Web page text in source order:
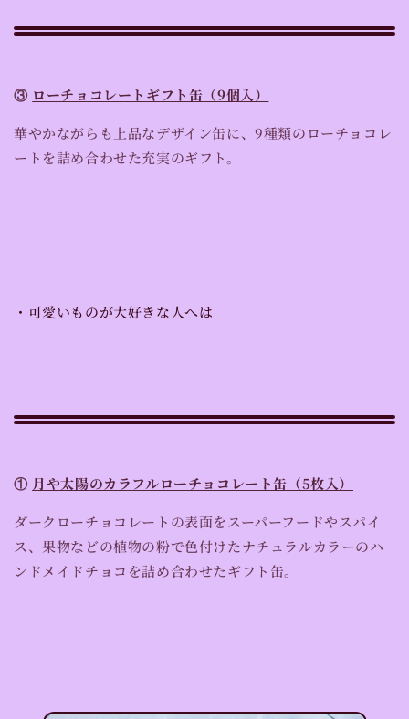
③ ローチョコレートギフト缶（9個入）
華やかながらも上品なデザイン缶に、9種類のローチョコレ
ートを詰め合わせた充実のギフト。
・可愛いものが大好きな人へは
① 月や太陽のカラフルローチョコレート缶（5枚入）
ダークローチョコレートの表面をスーパーフードやスパイ
ス、果物などの植物の粉で色付けたナチュラルカラーのハ
ンドメイドチョコを詰め合わせたギフト缶。